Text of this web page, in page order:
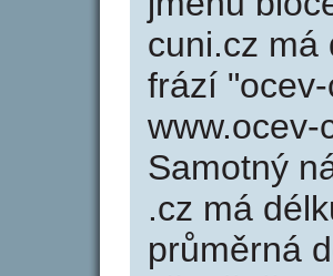
cuni.cz má
frází
Samotný
.cz má
průměrná